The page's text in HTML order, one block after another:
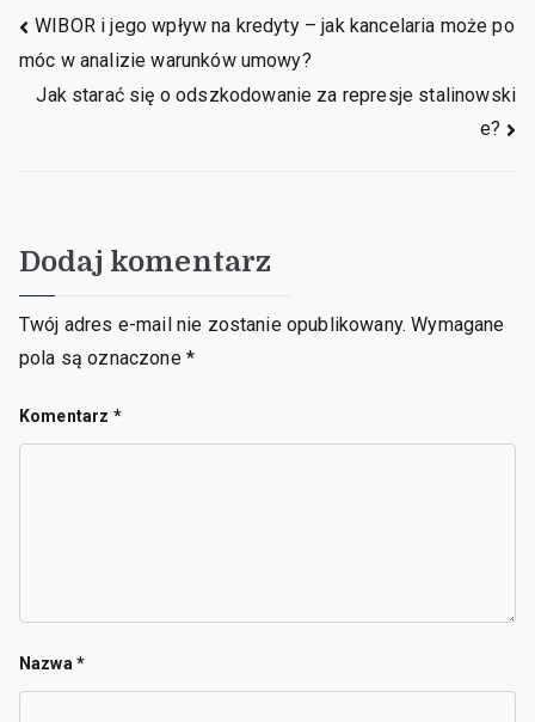
Nawigacja
wpisu
WIBOR i jego wpływ na kredyty – jak kancelaria może po
móc w analizie warunków umowy?
Jak starać się o odszkodowanie za represje stalinowski
e?
Dodaj komentarz
Twój adres e-mail nie zostanie opublikowany. Wymagane
pola są oznaczone *
Komentarz *
Nazwa*